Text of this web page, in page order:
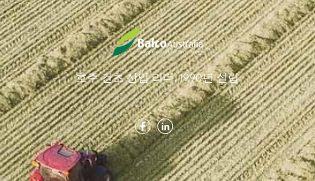
호주 건초 산업 리더. 1990년 설립